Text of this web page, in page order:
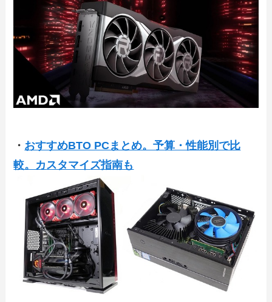
・ おすすめBTO PCまとめ。予算・性能別で比
較。カスタマイズ指南も